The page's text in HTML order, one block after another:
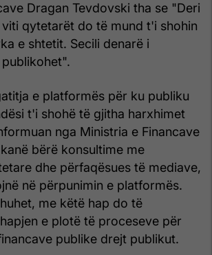
Dragan Tevdovski tha se "Deri
qytetarët do të mund t'i shohin
e shtetit. Secili denarë i
e platformës për ku publiku
t'i shohë të gjitha harxhimet
nga Ministria e Financave
bërë konsultime me
dhe përfaqësues të mediave,
në përpunimin e platformës.
me këtë hap do të
e plotë të proceseve për
publike drejt publikut.